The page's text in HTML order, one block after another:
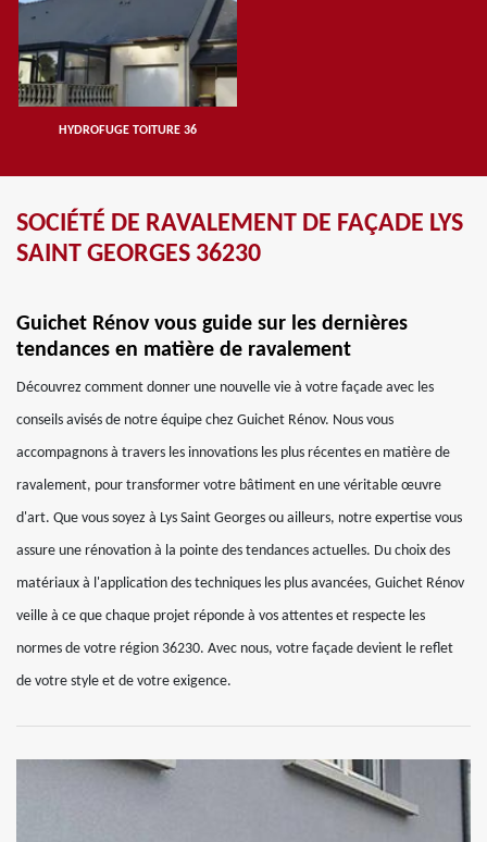
HYDROFUGE TOITURE 36
SOCIÉTÉ DE RAVALEMENT DE FAÇADE LYS
SAINT GEORGES 36230
Guichet Rénov vous guide sur les dernières
tendances en matière de ravalement
Découvrez comment donner une nouvelle vie à votre façade avec les
conseils avisés de notre équipe chez Guichet Rénov. Nous vous
accompagnons à travers les innovations les plus récentes en matière de
ravalement, pour transformer votre bâtiment en une véritable œuvre
d'art. Que vous soyez à Lys Saint Georges ou ailleurs, notre expertise vous
assure une rénovation à la pointe des tendances actuelles. Du choix des
matériaux à l'application des techniques les plus avancées, Guichet Rénov
veille à ce que chaque projet réponde à vos attentes et respecte les
normes de votre région 36230. Avec nous, votre façade devient le reflet
de votre style et de votre exigence.